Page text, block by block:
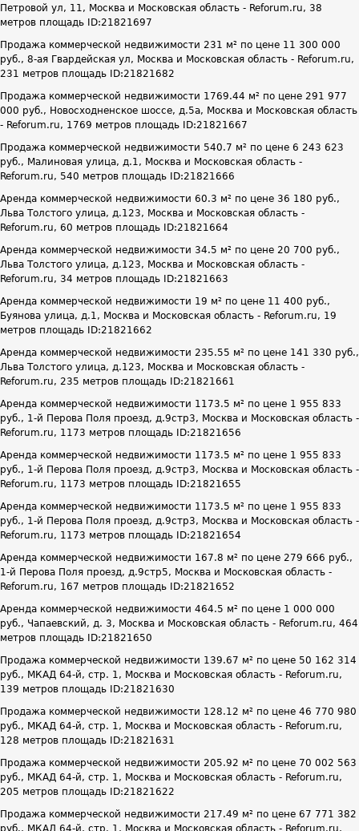
Петровой ул, 11, Москва и Московская область - Reforum.ru, 38
метров площадь ID:21821697
Продажа коммерческой недвижимости 231 м² по цене 11 300 000
руб., 8-ая Гвардейская ул, Москва и Московская область - Reforum.ru,
231 метров площадь ID:21821682
Продажа коммерческой недвижимости 1769.44 м² по цене 291 977
000 руб., Новосходненское шоссе, д.5а, Москва и Московская область
- Reforum.ru, 1769 метров площадь ID:21821667
Продажа коммерческой недвижимости 540.7 м² по цене 6 243 623
руб., Малиновая улица, д.1, Москва и Московская область -
Reforum.ru, 540 метров площадь ID:21821666
Аренда коммерческой недвижимости 60.3 м² по цене 36 180 руб.,
Льва Толстого улица, д.123, Москва и Московская область -
Reforum.ru, 60 метров площадь ID:21821664
Аренда коммерческой недвижимости 34.5 м² по цене 20 700 руб.,
Льва Толстого улица, д.123, Москва и Московская область -
Reforum.ru, 34 метров площадь ID:21821663
Аренда коммерческой недвижимости 19 м² по цене 11 400 руб.,
Буянова улица, д.1, Москва и Московская область - Reforum.ru, 19
метров площадь ID:21821662
Аренда коммерческой недвижимости 235.55 м² по цене 141 330 руб.,
Льва Толстого улица, д.123, Москва и Московская область -
Reforum.ru, 235 метров площадь ID:21821661
Аренда коммерческой недвижимости 1173.5 м² по цене 1 955 833
руб., 1-й Перова Поля проезд, д.9стр3, Москва и Московская область -
Reforum.ru, 1173 метров площадь ID:21821656
Аренда коммерческой недвижимости 1173.5 м² по цене 1 955 833
руб., 1-й Перова Поля проезд, д.9стр3, Москва и Московская область -
Reforum.ru, 1173 метров площадь ID:21821655
Аренда коммерческой недвижимости 1173.5 м² по цене 1 955 833
руб., 1-й Перова Поля проезд, д.9стр3, Москва и Московская область -
Reforum.ru, 1173 метров площадь ID:21821654
Аренда коммерческой недвижимости 167.8 м² по цене 279 666 руб.,
1-й Перова Поля проезд, д.9стр5, Москва и Московская область -
Reforum.ru, 167 метров площадь ID:21821652
Аренда коммерческой недвижимости 464.5 м² по цене 1 000 000
руб., Чапаевский, д. 3, Москва и Московская область - Reforum.ru, 464
метров площадь ID:21821650
Продажа коммерческой недвижимости 139.67 м² по цене 50 162 314
руб., МКАД 64-й, стр. 1, Москва и Московская область - Reforum.ru,
139 метров площадь ID:21821630
Продажа коммерческой недвижимости 128.12 м² по цене 46 770 980
руб., МКАД 64-й, стр. 1, Москва и Московская область - Reforum.ru,
128 метров площадь ID:21821631
Продажа коммерческой недвижимости 205.92 м² по цене 70 002 563
руб., МКАД 64-й, стр. 1, Москва и Московская область - Reforum.ru,
205 метров площадь ID:21821622
Продажа коммерческой недвижимости 217.49 м² по цене 67 771 382
руб., МКАД 64-й, стр. 1, Москва и Московская область - Reforum.ru,